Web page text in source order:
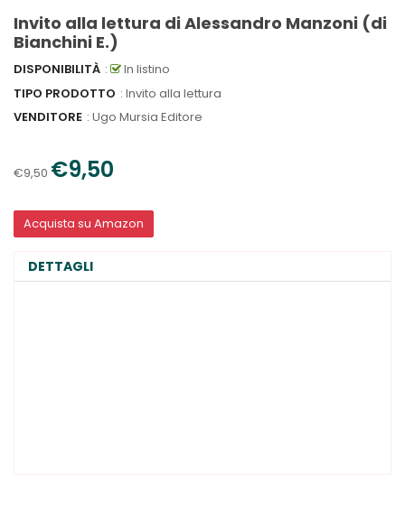
Invito alla lettura di Alessandro Manzoni (di
Bianchini E.)
DISPONIBILITÀ :
In listino
TIPO PRODOTTO : Invito alla lettura
VENDITORE : Ugo Mursia Editore
€9,50 €9,50
Acquista su Amazon
DETTAGLI